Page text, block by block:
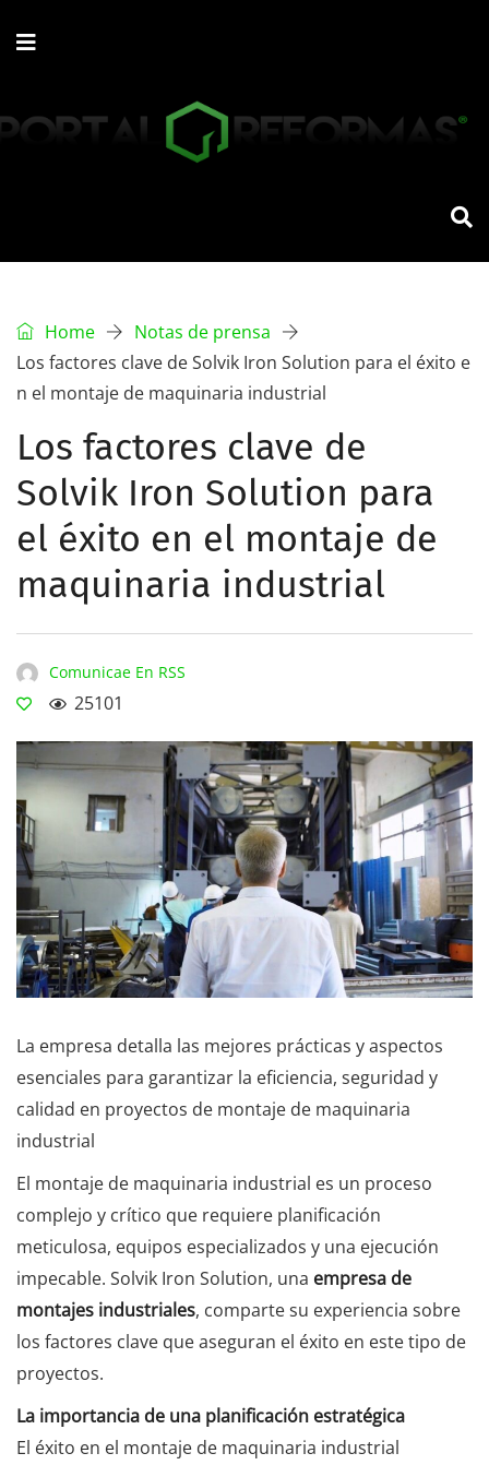
Home
Notas de prensa
Los factores clave de Solvik Iron Solution para el éxito e
n el montaje de maquinaria industrial
Los factores clave de
Solvik Iron Solution para
el éxito en el montaje de
maquinaria industrial
Comunicae En RSS
25101
La empresa detalla las mejores prácticas y aspectos
esenciales para garantizar la eficiencia, seguridad y
calidad en proyectos de montaje de maquinaria
industrial
El montaje de maquinaria industrial es un proceso
complejo y crítico que requiere planificación
meticulosa, equipos especializados y una ejecución
impecable. Solvik Iron Solution, una empresa de
montajes industriales, comparte su experiencia sobre
los factores clave que aseguran el éxito en este tipo de
proyectos.
La importancia de una planificación estratégica
El éxito en el montaje de maquinaria industrial